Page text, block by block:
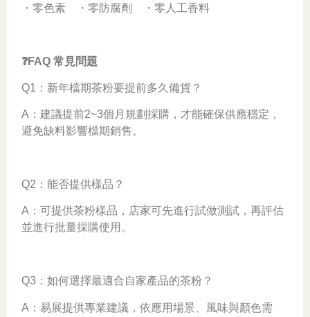
・零色素 ・零防腐劑 ・零人工香料
❓FAQ 常見問題
Q1：新年檔期茶粉要提前多久備貨？
A：建議提前2~3個月規劃採購，才能確保供應穩定，
避免缺料影響檔期銷售。
Q2：能否提供樣品？
A：可提供茶粉樣品，店家可先進行試做測試，再評估
並進行批量採購使用。
Q3：如何選擇最適合自家產品的茶粉？
A：易展提供專業建議，依應用場景、風味與顏色需